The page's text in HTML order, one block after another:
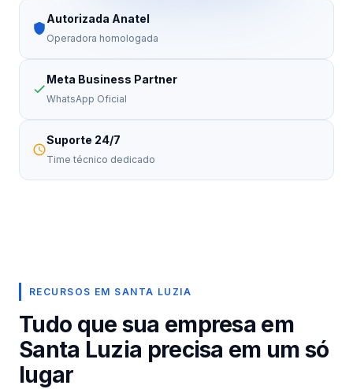
Autorizada Anatel
Operadora homologada
Meta Business Partner
WhatsApp Oficial
Suporte 24/7
Time técnico dedicado
RECURSOS EM SANTA LUZIA
Tudo que sua empresa em
Santa Luzia precisa em um só
lugar